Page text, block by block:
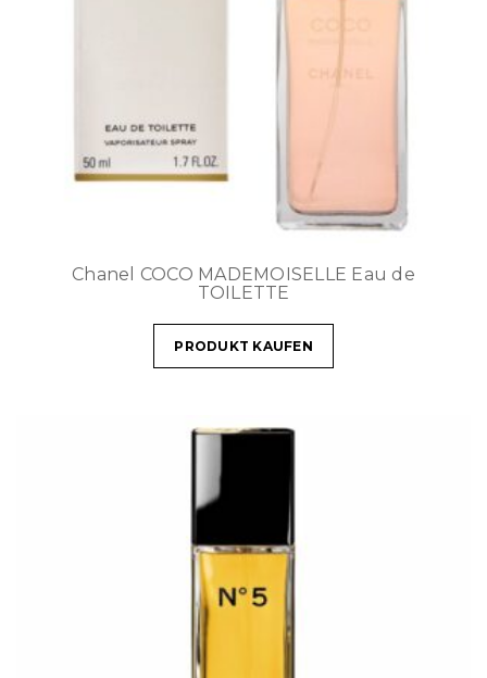
Chanel COCO MADEMOISELLE Eau de
TOILETTE
PRODUKT KAUFEN